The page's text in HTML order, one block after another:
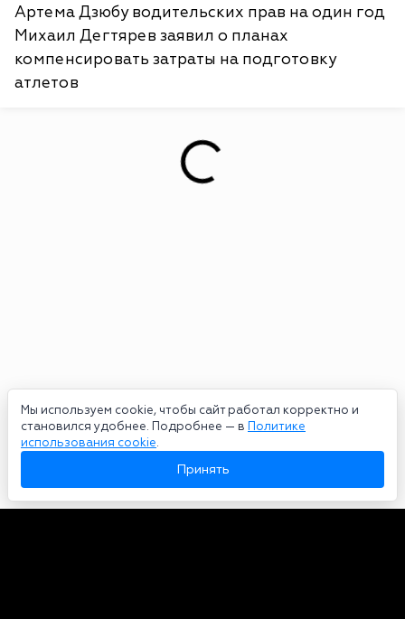
Мы используем cookie, чтобы сайт работал корректно и
становился удобнее. Подробнее — в Политике
использования cookie.
Принять
Артема Дзюбу водительских прав на один год
Михаил Дегтярев заявил о планах
компенсировать затраты на подготовку
атлетов